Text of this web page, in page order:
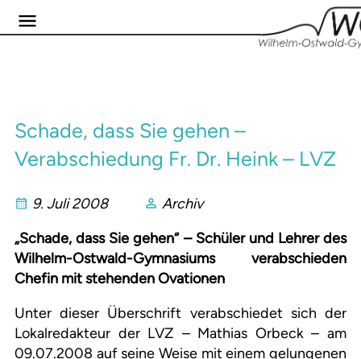
Schade, dass Sie gehen –
Verabschiedung Fr. Dr. Heink – LVZ
9. Juli 2008
Archiv
„Schade, dass Sie gehen“ – Schüler und Lehrer des
Wilhelm-Ostwald-Gymnasiums verabschieden
Chefin mit stehenden Ovationen
Unter dieser Überschrift verabschiedet sich der
Lokalredakteur der LVZ – Mathias Orbeck – am
09.07.2008 auf seine Weise mit einem gelungenen